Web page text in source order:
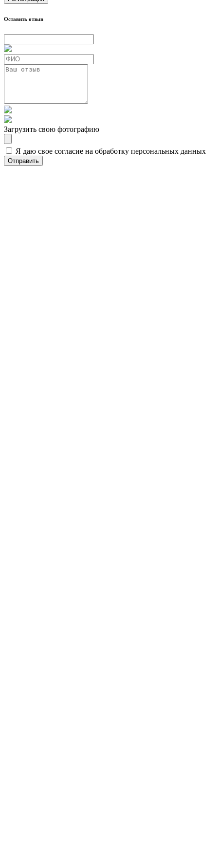
Оставить отзыв
Загрузить свою фотографию
Я даю свое согласие на обработку персональных данных